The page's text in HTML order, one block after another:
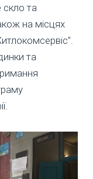
скло та
на місцях
та